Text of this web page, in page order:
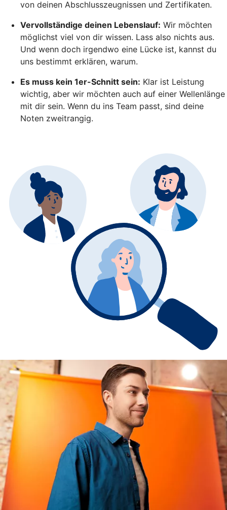
von deinen Abschlusszeugnissen und Zertifikaten.
Vervollständige deinen Lebenslauf: Wir möchten
möglichst viel von dir wissen. Lass also nichts aus.
Und wenn doch irgendwo eine Lücke ist, kannst du
uns bestimmt erklären, warum.
Es muss kein 1er-Schnitt sein: Klar ist Leistung
wichtig, aber wir möchten auch auf einer Wellenlänge
mit dir sein. Wenn du ins Team passt, sind deine
Noten zweitrangig.